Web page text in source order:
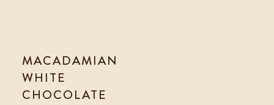
MACADAMIAN
WHITE
CHOCOLATE